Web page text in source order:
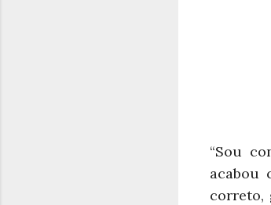
“Sou
acabou
correto,